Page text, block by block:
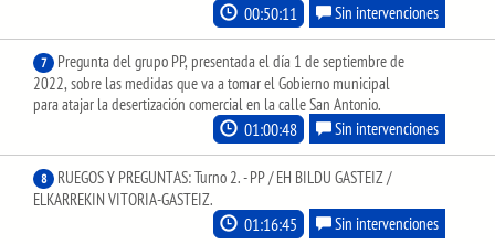
00:50:11 Sin intervenciones
7
Pregunta del grupo PP, presentada el día 1 de septiembre de
2022, sobre las medidas que va a tomar el Gobierno municipal
para atajar la desertización comercial en la calle San Antonio.
01:00:48 Sin intervenciones
8
RUEGOS Y PREGUNTAS: Turno 2. - PP / EH BILDU GASTEIZ /
ELKARREKIN VITORIA-GASTEIZ.
01:16:45 Sin intervenciones